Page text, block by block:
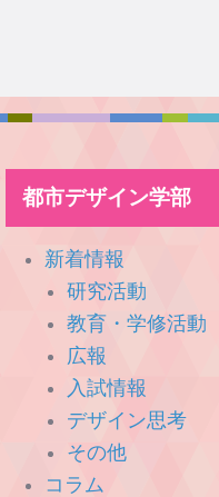
都市デザイン学部
新着情報
研究活動
教育・学修活動
広報
入試情報
デザイン思考
その他
コラム